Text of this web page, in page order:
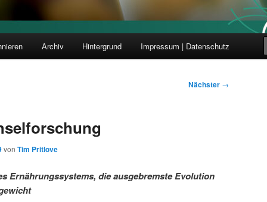
Archiv Hintergrund Impressum | Datenschutz
Nächster →
von Tim Pritlove
Ernährungssystems, die ausgebremste Evolution